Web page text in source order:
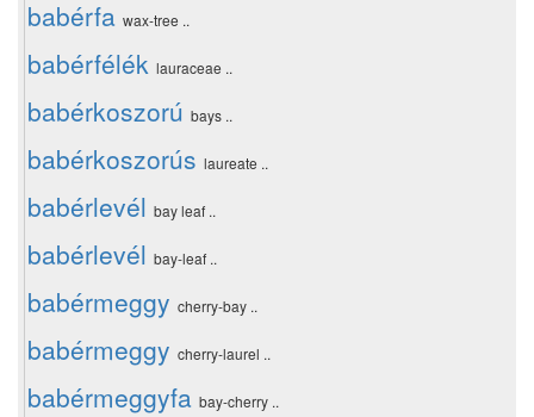
babérfa wax-tree ..
babérfélék lauraceae ..
babérkoszorú bays ..
babérkoszorús laureate ..
babérlevél bay leaf ..
babérlevél bay-leaf ..
babérmeggy cherry-bay ..
babérmeggy cherry-laurel ..
babérmeggyfa bay-cherry ..